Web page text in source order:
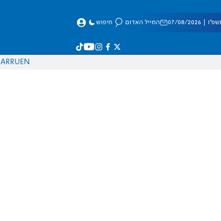
08/2026 המייל האדום חיפוש
EN
RU
AR